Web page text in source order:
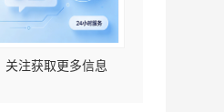
关注获取更多信息